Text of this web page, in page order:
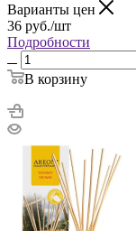
Варианты цен
36 руб./шт
Подробности
В корзину